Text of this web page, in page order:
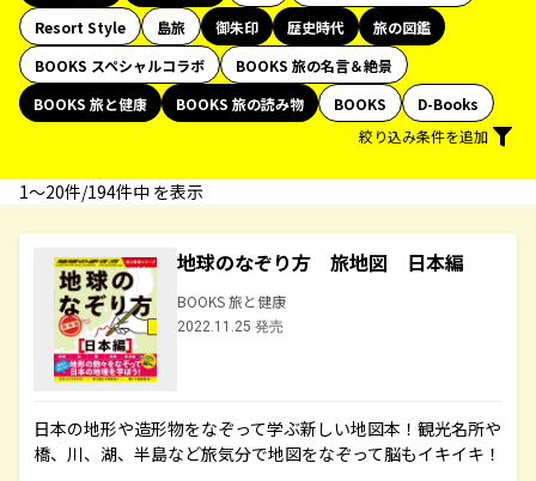
Resort Style
島旅 御朱印 歴史時代
旅の図鑑
BOOKS スペシャルコラボ
BOOKS 旅の名言＆絶景
BOOKS 旅と健康
BOOKS 旅の読み物 BOOKS
D-Books
絞り込み条件を追加
1〜20件/194件中 を表示
地球のなぞり方 旅地図 日本編
BOOKS 旅と健康
2022.11.25 発売
日本の地形や造形物をなぞって学ぶ新しい地図本！観光名所や
橋、川、湖、半島など旅気分で地図をなぞって脳もイキイキ！